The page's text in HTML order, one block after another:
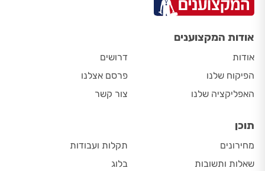
אודות המקצוענים
אודות
הפיקוח שלנו
האפליקציה שלנו
דרושים
פרסם אצלנו
צור קשר
תוכן
מחירונים
שאלות ותשובות
תקלות ועבודות
בלוג